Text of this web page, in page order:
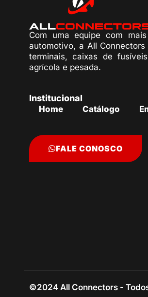
Com uma equipe com
automotivo, a All
terminais, caixas de
agrícola e pesada.
Institucional
Home Catálogo
FALE CONOSCO
©2024 All Connectors -